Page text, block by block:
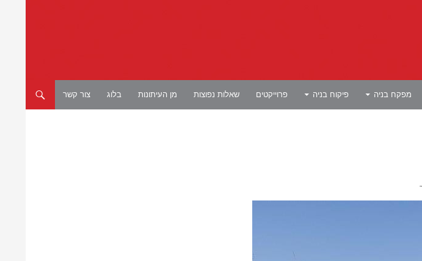
מפקח בניה פיקוח בניה פרוייקטים שאלות נפוצות מן העיתונות בלוג צור קשר